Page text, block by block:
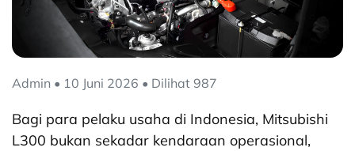
Admin • 10 Juni 2026 • Dilihat 987
Bagi para pelaku usaha di Indonesia, Mitsubishi
L300 bukan sekadar kendaraan operasional,